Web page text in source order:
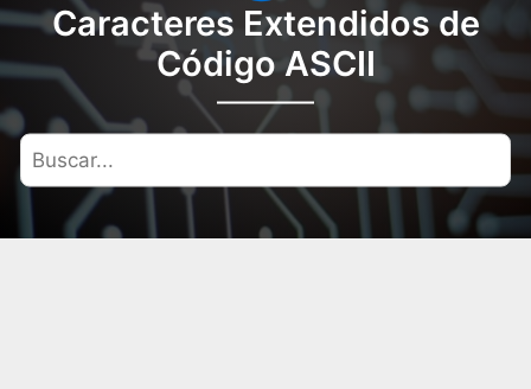
Caracteres Extendidos de
Código ASCII